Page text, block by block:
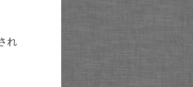
れ